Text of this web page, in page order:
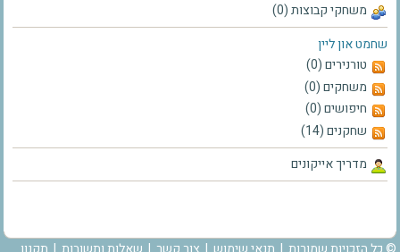
משחקי קבוצות (0)
שחמט און ליין
טורנירים (0)
משחקים (0)
חיפושים (0)
שחקנים (14)
מדריך אייקונים